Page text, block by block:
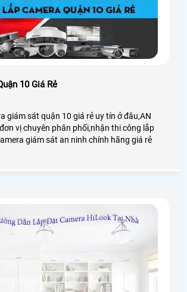
10 Giá Rẻ
giám sát quận 10 giá rẻ uy tín ở đâu,AN
vị chuyên phân phối,nhận thi công lắp
giám sát an ninh chính hãng giá rẻ